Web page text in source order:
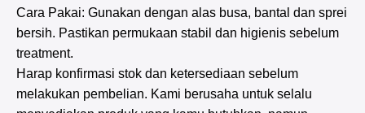
Cara Pakai: Gunakan dengan alas busa, bantal dan sprei
bersih. Pastikan permukaan stabil dan higienis sebelum
treatment.
Harap konfirmasi stok dan ketersediaan sebelum
melakukan pembelian. Kami berusaha untuk selalu